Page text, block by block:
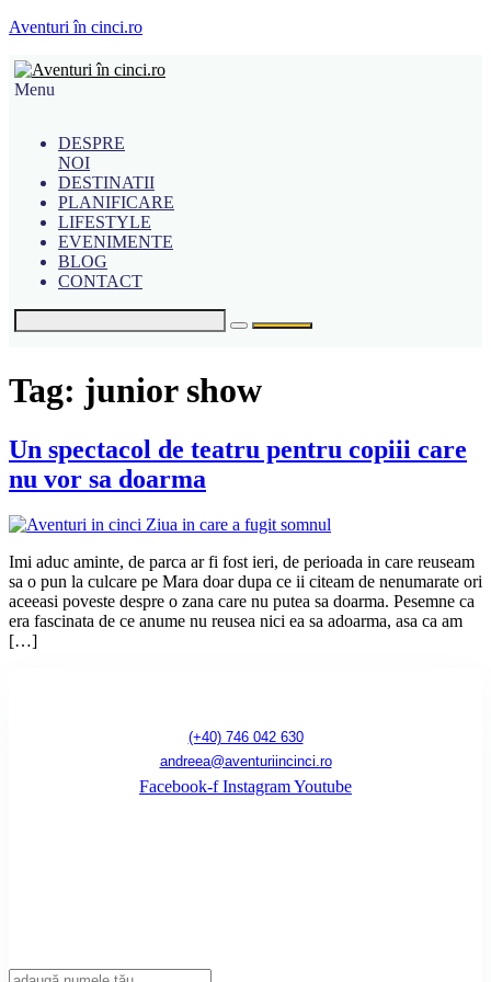
Aventuri în cinci.ro
Menu
DESPRE
NOI
DESTINATII
PLANIFICARE
LIFESTYLE
EVENIMENTE
BLOG
CONTACT
Tag: junior show
Un spectacol de teatru pentru copiii care
nu vor sa doarma
Imi aduc aminte, de parca ar fi fost ieri, de perioada in care reuseam
sa o pun la culcare pe Mara doar dupa ce ii citeam de nenumarate ori
aceeasi poveste despre o zana care nu putea sa doarma. Pesemne ca
era fascinata de ce anume nu reusea nici ea sa adoarma, asa ca am
[…]
(+40) 746 042 630
andreea@aventuriincinci.ro
Facebook-f InstagramYoutube